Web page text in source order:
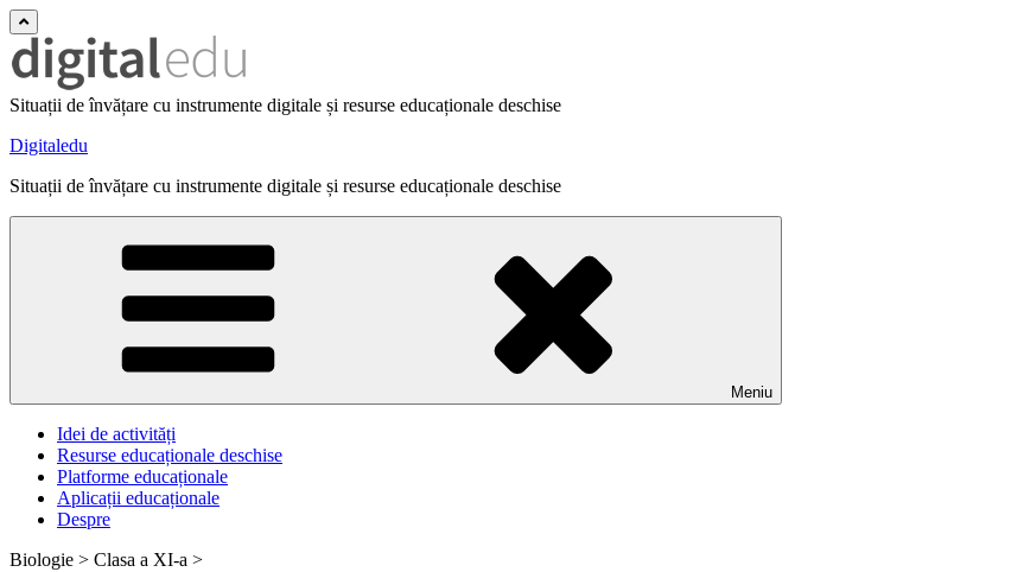
Situații de învățare cu instrumente digitale și resurse educaționale deschise
Digitaledu
Situații de învățare cu instrumente digitale și resurse educaționale deschise
Meniu
Idei de activități
Resurse educaționale deschise
Platforme educaționale
Aplicații educaționale
Despre
Biologie > Clasa a XI-a >